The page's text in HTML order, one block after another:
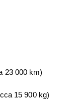
000 km)
15 900 kg)